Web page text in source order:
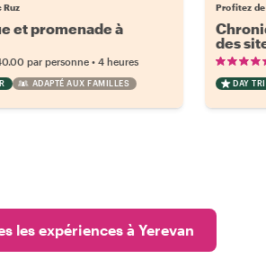
Ruz
et promenade à
par personne • 4 heures
ADAPTÉ AUX FAMILLES
Profitez de
des
DAY
les expériences à Yerevan